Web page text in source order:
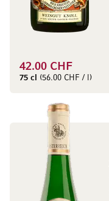
42.00 CHF
75 cl (56.00 CHF / l)